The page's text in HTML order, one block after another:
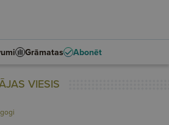
Grāmatas Abonēt
VIESIS